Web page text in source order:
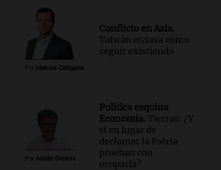
Por Marcos Calligaris
Conflicto en Asia.
Taiwán ensaya cómo
seguir existiendo
Por Adrián Simioni
Política esquina
Economía. Tierras: ¿Y
si en lugar de
declamar la Patria
prueban con
ocuparla?